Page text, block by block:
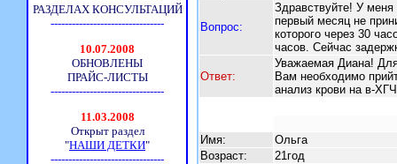
Вопрос:
Здравствуйте! У
первый месяц не
которого через 30
часов. Сейчас
Ответ:
Уважаемая Диана!
Вам необходимо
анализ крови на в-
Имя:
Ольга
Возраст:
21год